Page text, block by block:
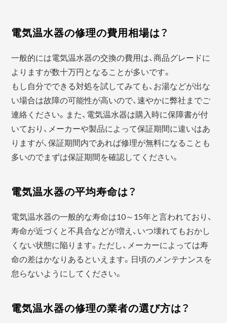
電気温水器の修理の費用相場は？
一般的には電気温水器の交換の費用は、商品グレードに
よりますが数十万円となることが多いです。
もし自分でできる対処を試してみても、お湯などが出な
い場合は故障の可能性が高いので、速やかに弊社までご
連絡ください。また、電気温水器は購入時に保障書が付
いており、メーカーや製品によって保証期間に違いはあ
りますが、保証期間内であれば修理が無料になることも
多いのでまずは保証期間を確認してください。
電気温水器の平均寿命は？
電気温水器の一般的な寿命は10～15年と言われており、
寿命が近づくと不具合などが増え、いつ壊れてもおかし
くない状態に陥ります。ただし、メーカーによっては寿
命の差はかなりあるといえます。日頃のメンテナンスを
怠らないようにしてください。
電気温水器の修理の業者の選び方は？